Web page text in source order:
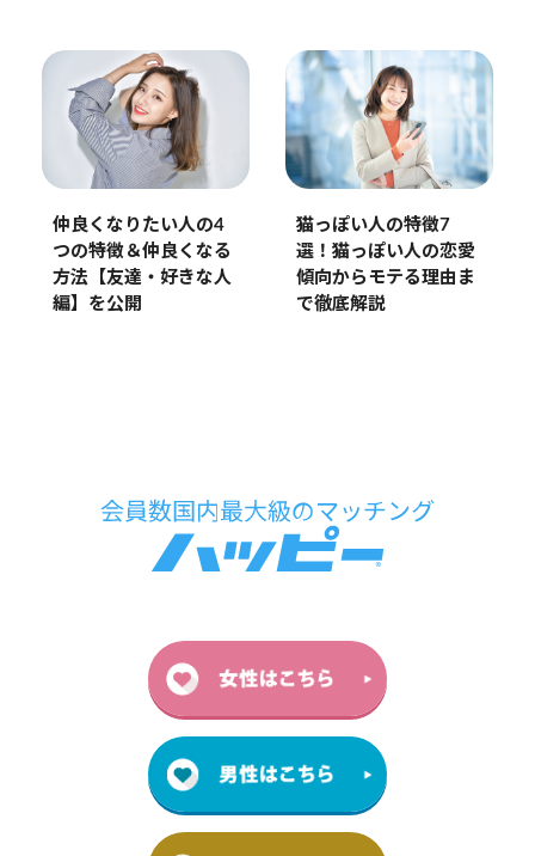
仲良くなりたい人の4
つの特徴＆仲良くなる
方法【友達・好きな人
編】を公開
猫っぽい人の特徴7
選！猫っぽい人の恋愛
傾向からモテる理由ま
で徹底解説